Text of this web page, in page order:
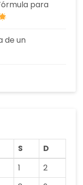
para
de un
S
D
1
2